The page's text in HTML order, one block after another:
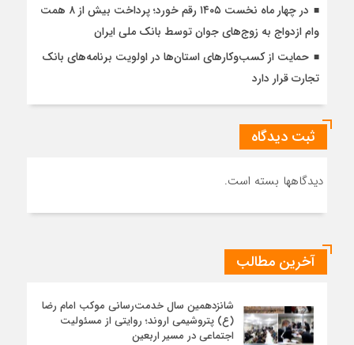
در چهار ماه نخست ۱۴۰۵ رقم خورد؛ پرداخت بیش از ۸ همت
وام ازدواج به زوج‌های جوان توسط بانک ملی ایران
حمایت از کسب‌وکارهای استان‌ها در اولویت برنامه‌های بانک
تجارت قرار دارد
ثبت دیدگاه
دیدگاهها بسته است.
آخرین مطالب
شانزدهمین سال خدمت‌رسانی موکب امام رضا
(ع) پتروشیمی اروند؛ روایتی از مسئولیت
اجتماعی در مسیر اربعین